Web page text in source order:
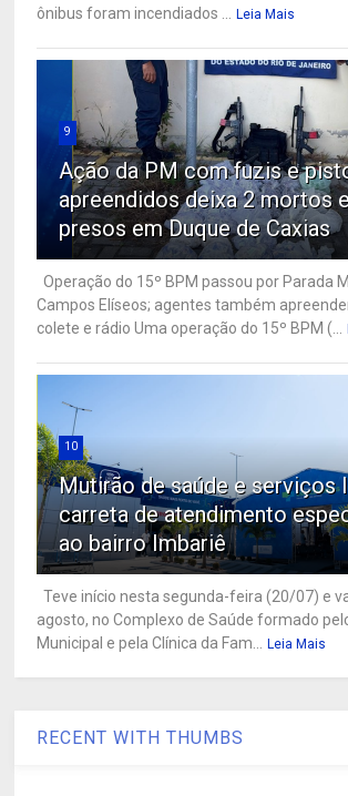
ônibus foram incendiados ...
Leia Mais
9
Ação da PM com fuzis e
apreendidos deixa 2 mortos
presos em Duque de Caxias
Operação do 15º BPM passou por Parada
Campos Elíseos; agentes também
colete e rádio Uma operação do 15º BPM (...
10
Mutirão de saúde e serviços
carreta de atendimento
ao bairro Imbariê
Teve início nesta segunda-feira (20/07) e
agosto, no Complexo de Saúde formado
Municipal e pela Clínica da Fam...
Leia Mais
RECENT WITH THUMBS